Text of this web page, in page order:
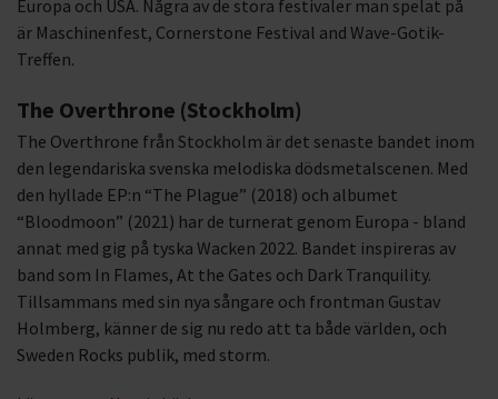
Europa och USA. Några av de stora festivaler man spelat på
är Maschinenfest, Cornerstone Festival and Wave-Gotik-
Treffen.
The Overthrone (Stockholm)
The Overthrone från Stockholm är det senaste bandet inom
den legendariska svenska melodiska dödsmetalscenen. Med
den hyllade EP:n “The Plague” (2018) och albumet
“Bloodmoon” (2021) har de turnerat genom Europa - bland
annat med gig på tyska Wacken 2022. Bandet inspireras av
band som In Flames, At the Gates och Dark Tranquility.
Tillsammans med sin nya sångare och frontman Gustav
Holmberg, känner de sig nu redo att ta både världen, och
Sweden Rocks publik, med storm.